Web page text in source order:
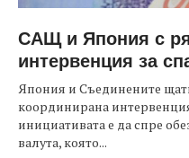
САЩ и Япония с
интервенция за
Япония и Съединените
координирана
инициативата е да спре
валута, която...